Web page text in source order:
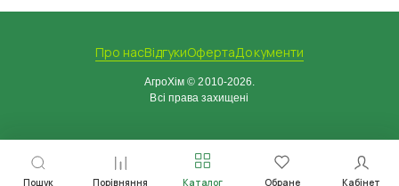
Пошук Порівняння Каталог Обране Кабінет
Про насВідгукиОфертаДокументи
АгроХім © 2010-2026.
Всі права захищені